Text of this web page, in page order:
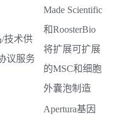
/技术供
议服务
Made Scientific
和RoosterBio
将扩展可扩展
的MSC和细胞
外囊泡制造
Apertura基因